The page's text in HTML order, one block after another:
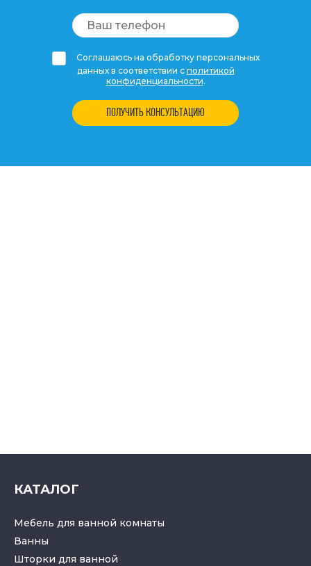
Соглашаюсь на обработку персональных
данных в соответствии с политикой
конфиденциальности.
ПОЛУЧИТЬ КОНСУЛЬТАЦИЮ
КАТАЛОГ
Мебель для ванной комнаты
Ванны
Шторки для ванной